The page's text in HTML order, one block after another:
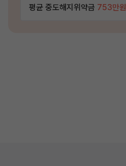
평균 중도해지위약금 753만원